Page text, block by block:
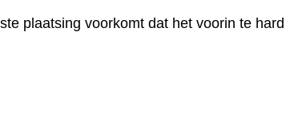
plaatsing voorkomt dat het voorin te